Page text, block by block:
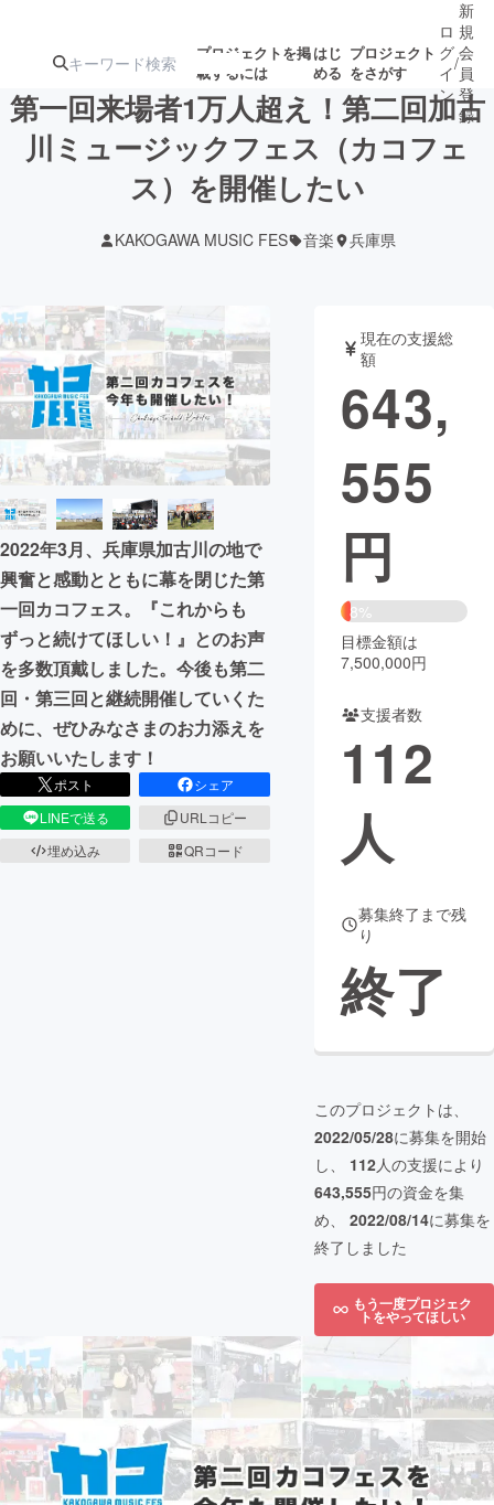
プロジェクトを掲
載するには
はじ
める
プロジェクト
をさがす
注目のリ
注目の新着プロ
ジェクト
募集終了が近いプ
テクノロジー・ガジェット
映像・映画 書籍・雑誌
ビジネス・起業 チャレンジ
まちづくり・地域活性化
CAMPFIRE for Social Good
CAMPFIRE Creation
CAMPFIREふるさと納税machi-ya コミュニティ
ロ
グ
イ
ン
/
新
規
会
員
登
録
第一回来場者1万人超え！第二回加古
川ミュージックフェス（カコフェ
ス）を開催したい
KAKOGAWA MUSIC FES 音楽 兵庫県
2022年3月、兵庫県加古川の地で
興奮と感動とともに幕を閉じた第
一回カコフェス。『これからも
ずっと続けてほしい！』とのお声
を多数頂戴しました。今後も第二
回・第三回と継続開催していくた
めに、ぜひみなさまのお力添えを
お願いいたします！
ポスト
シェア
LINEで送る
URLコピー
埋め込み
QRコード
現在の支援総
額
643,
555
円
8%
目標金額は
7,500,000円
支援者数
112
人
募集終了まで残
り
終了
このプロジェクトは、
2022/05/28に募集を開始
し、 112人の支援により
643,555円の資金を集
め、 2022/08/14に募集を
終了しました
もう一度プロジェク
トをやってほしい